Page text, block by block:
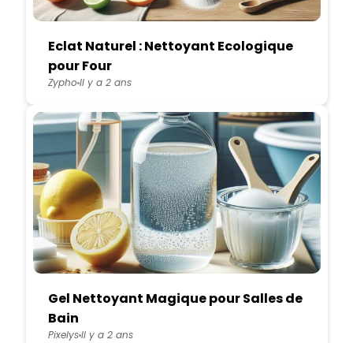
Eclat Naturel : Nettoyant Ecologique
pour Four
ZyphoIl y a 2 ans
Gel Nettoyant Magique pour Salles de
Bain
PixelysIl y a 2 ans